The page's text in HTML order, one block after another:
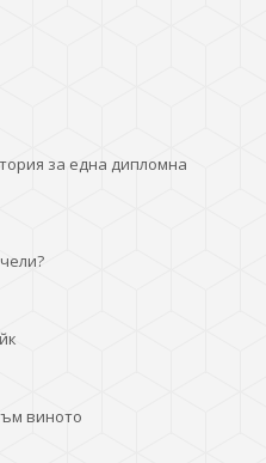
за една дипломна
виното